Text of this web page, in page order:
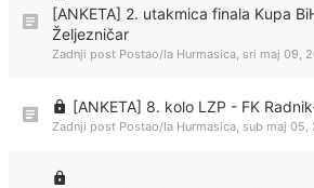
[ANKETA] 2. utakmica finala Kupa
Željezničar
Zadnji post Postao/la Hurmasica, sri maj 09,
[ANKETA] 8. kolo LZP - FK
Zadnji post Postao/la Hurmasica, sub maj 05,